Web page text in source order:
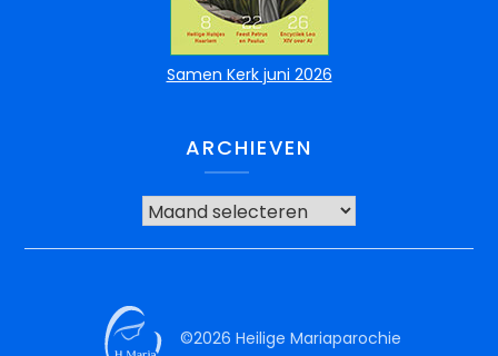
Samen Kerk juni 2026
ARCHIEVEN
©2026 Heilige Mariaparochie